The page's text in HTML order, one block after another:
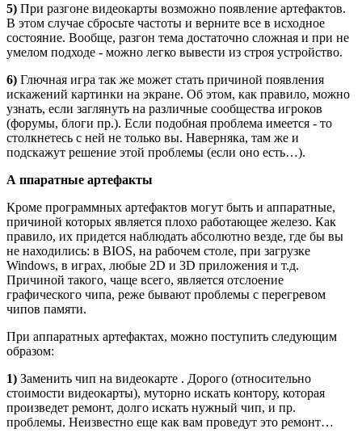
5) При разгоне видеокарты возможно появление артефактов.
В этом случае сбросьте частоты и верните все в исходное
состояние. Вообще, разгон тема достаточно сложная и при не
умелом подходе - можно легко вывести из строя устройство.
6) Глючная игра так же может стать причиной появления
искажений картинки на экране. Об этом, как правило, можно
узнать, если заглянуть на различные сообщества игроков
(форумы, блоги пр.). Если подобная проблема имеется - то
столкнетесь с ней не только вы. Наверняка, там же и
подскажут решение этой проблемы (если оно есть…).
А ппаратные артефакты
Кроме программных артефактов могут быть и аппаратные,
причиной которых является плохо работающее железо. Как
правило, их придется наблюдать абсолютно везде, где бы вы
не находились: в BIOS, на рабочем столе, при загрузке
Windows, в играх, любые 2D и 3D приложения и т.д.
Причиной такого, чаще всего, является отслоение
графического чипа, реже бывают проблемы с перегревом
чипов памяти.
При аппаратных артефактах, можно поступить следующим
образом:
1) Заменить чип на видеокарте . Дорого (относительно
стоимости видеокарты), муторно искать контору, которая
произведет ремонт, долго искать нужный чип, и пр.
проблемы. Неизвестно еще как вам проведут это ремонт…